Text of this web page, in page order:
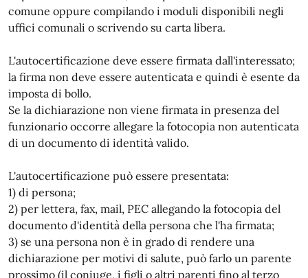
comune oppure compilando i moduli disponibili negli
uffici comunali o scrivendo su carta libera.
L'autocertificazione deve essere firmata dall'interessato;
la firma non deve essere autenticata e quindi è esente da
imposta di bollo.
Se la dichiarazione non viene firmata in presenza del
funzionario occorre allegare la fotocopia non autenticata
di un documento di identità valido.
L'autocertificazione può essere presentata:
1) di persona;
2) per lettera, fax, mail, PEC allegando la fotocopia del
documento d'identità della persona che l'ha firmata;
3) se una persona non è in grado di rendere una
dichiarazione per motivi di salute, può farlo un parente
prossimo (il coniuge, i figli o altri parenti fino al terzo